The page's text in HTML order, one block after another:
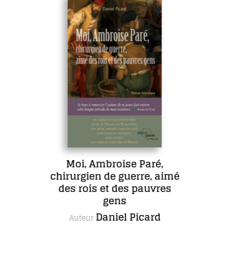
Moi, Ambroise Paré,
chirurgien de guerre, aimé
des rois et des pauvres
gens
Auteur Daniel Picard